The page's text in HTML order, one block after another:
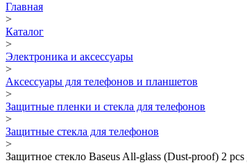
Главная
>
Каталог
>
Электроника и аксессуары
>
Аксессуары для телефонов и планшетов
>
Защитные пленки и стекла для телефонов
>
Защитные стекла для телефонов
>
Защитное стекло Baseus All-glass (Dust-proof) 2